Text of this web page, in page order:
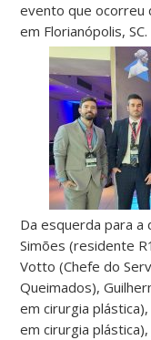
evento que ocorreu
em Florianópolis, SC.
Da esquerda para a
Simões (residente
Votto (Chefe do
Queimados),
em cirurgia
em cirurgia